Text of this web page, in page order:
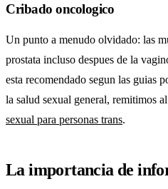
Cribado oncologico
Un punto a menudo olvidado: las
prostata incluso despues de la
esta recomendado segun las guias
la salud sexual general, remitimos
sexual para personas trans.
La importancia de